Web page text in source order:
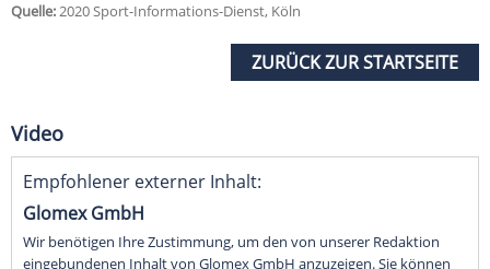
Quelle:2020 Sport-Informations-Dienst, Köln
ZURÜCK ZUR STARTSEITE
Video
Empfohlener externer Inhalt:
Glomex GmbH
Wir benötigen Ihre Zustimmung, um den von unserer Redaktion
eingebundenen Inhalt von Glomex GmbH anzuzeigen. Sie können